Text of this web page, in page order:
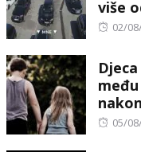
više
02/
05/